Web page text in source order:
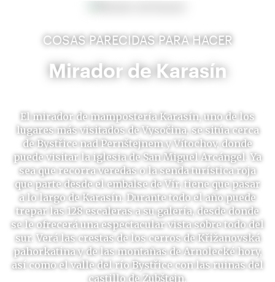
COSAS PARECIDAS PARA HACER
Mirador de Karasín
El mirador de mampostería Karasín, uno de los
lugares más visitados de Vysočina, se sitúa cerca
de Bystřice nad Pernštejnem y Vítochov, donde
puede visitar la iglesia de San Miguel Arcángel. Ya
sea que recorra veredas o la senda turística roja
que parte desde el embalse de Vír, tiene que pasar
a lo largo de Karasín. Durante todo el año puede
trepar las 128 escaleras a su galería, desde donde
se le ofrecerá una espectacular vista sobre todo del
sur. Verá las crestas de los cerros de Křižanovská
pahorkatina y de las montañas de Arnolecké hory,
así como el valle del río Bystřice con las ruinas del
castillo de Zubštejn.